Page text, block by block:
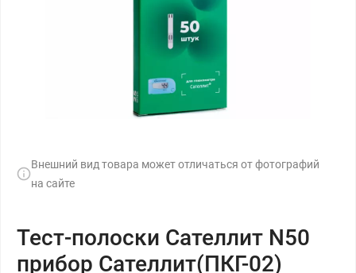
Внешний вид товара может отличаться от фотографий
на сайте
Тест-полоски Сателлит N50
прибор Сателлит(ПКГ-02)